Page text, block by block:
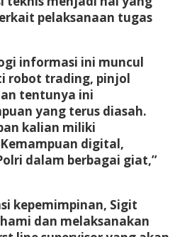
pelaksanaan tugas
informasi ini muncul
robot trading, pinjol
tentunya ini
yang terus diasah.
kalian miliki
digital,
dalam berbagai giat,”
kepemimpinan, Sigit
dan melaksanakan